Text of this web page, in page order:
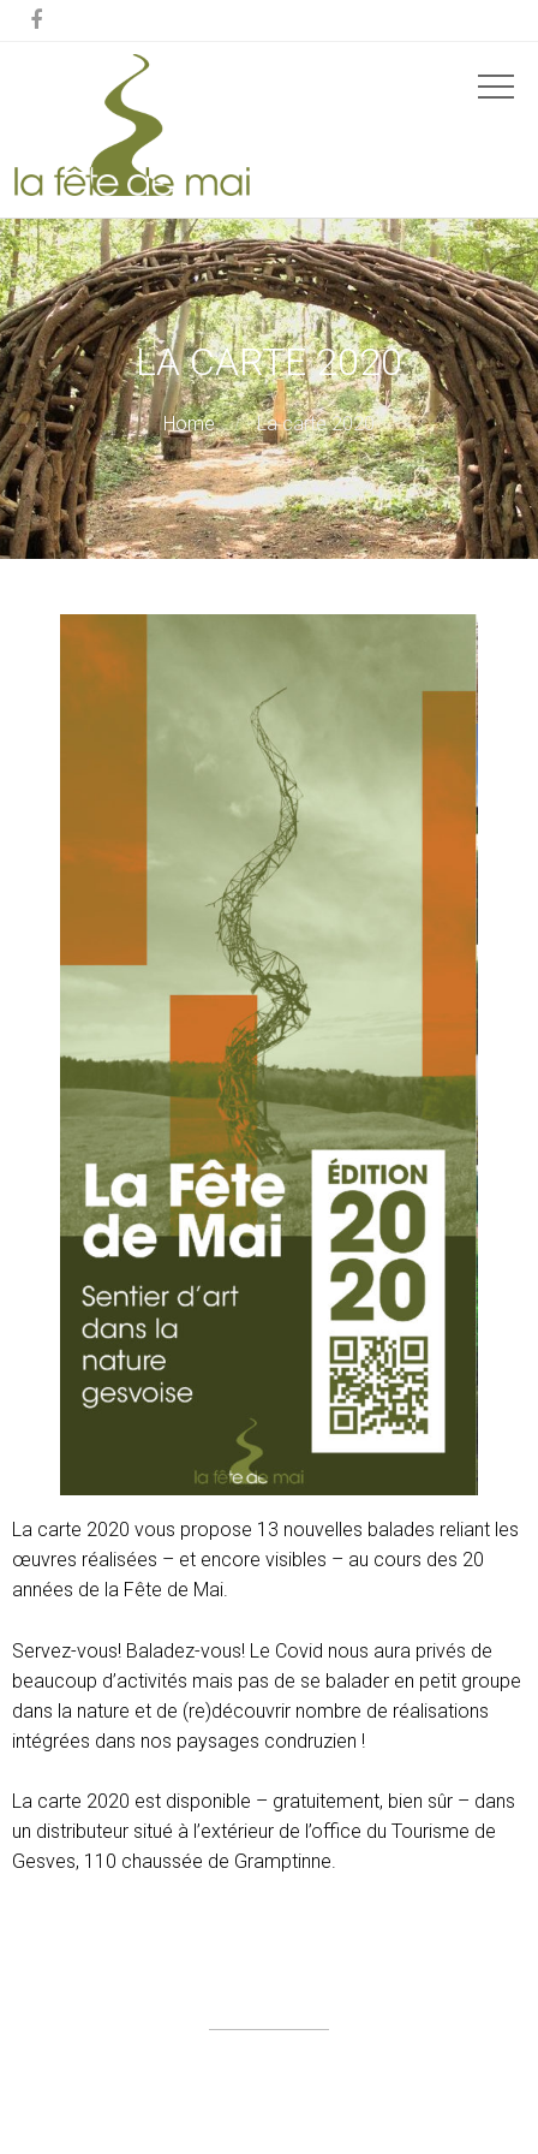

LA CARTE 2020
Home La carte 2020
La carte 2020 vous propose 13 nouvelles balades reliant les
œuvres réalisées – et encore visibles – au cours des 20
années de la Fête de Mai.
Servez-vous! Baladez-vous! Le Covid nous aura privés de
beaucoup d’activités mais pas de se balader en petit groupe
dans la nature et de (re)découvrir nombre de réalisations
intégrées dans nos paysages condruzien !
La carte 2020 est disponible – gratuitement, bien sûr – dans
un distributeur situé à l’extérieur de l’office du Tourisme de
Gesves, 110 chaussée de Gramptinne.